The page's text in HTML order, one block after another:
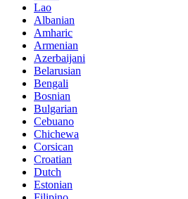
Lao
Albanian
Amharic
Armenian
Azerbaijani
Belarusian
Bengali
Bosnian
Bulgarian
Cebuano
Chichewa
Corsican
Croatian
Dutch
Estonian